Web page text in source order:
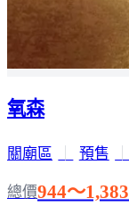
氧森
關廟區 預售
總價944～1,383